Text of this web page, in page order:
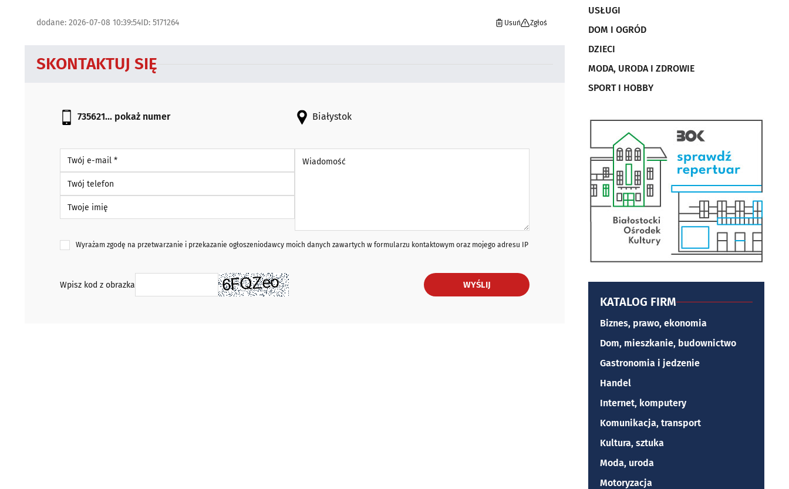
dodane: 2026-07-08 10:39:54ID: 5171264 Usuń Zgłoś
SKONTAKTUJ SIĘ
735621... pokaż numer Białystok
Wyrażam zgodę na przetwarzanie i przekazanie ogłoszeniodawcy moich danych zawartych w formularzu kontaktowym oraz mojego adresu IP
Wpisz kod z obrazka WYŚLIJ
USŁUGI
DOM I OGRÓD
DZIECI
MODA, URODA I ZDROWIE
SPORT I HOBBY
KATALOG FIRM
Biznes, prawo, ekonomia
Dom, mieszkanie, budownictwo
Gastronomia i jedzenie
Handel
Internet, komputery
Komunikacja, transport
Kultura, sztuka
Moda, uroda
Motoryzacja